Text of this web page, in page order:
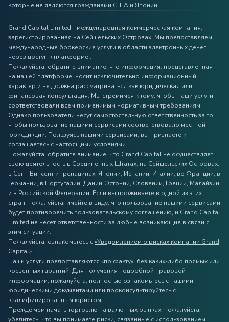
которые не являются гражданами США и Японии
Grand Capital Limited - международная коммерческая компания,
зарегистрированная на Сейшельских Островах. Мы предоставляем
международные брокерские услуги в области электронных денег
через доступ к платформе .
Пожалуйста, обратите внимание, что информация, представленная
на нашей платформе, носит исключительно информационный
характер и не должна рассматриваться как юридическая или
финансовая консультация. Мы стремимся к тому, чтобы наши услуги
соответствовали всем применимым нормативным требованиям.
Однако пользователи несут самостоятельную ответственность за то,
чтобы пользование нашими сервисами соответствовало местной
юрисдикции. Пользуясь нашими сервисами, вы признаёте и
соглашаетесь с настоящими условиями.
Пожалуйста, обратите внимание, что Grand Capital не осуществляет
свою деятельность в Соединённых Штатах, на Сейшельских Островах,
в Сент-Винсент и Гренадинах, Японии, Испании, Италии, во Франции, в
Германии, в Португалии, Дании, Эстонии, Словении, Греции, Малайзии
и в Российской Федерации. Если вы проживаете в одной из этих
стран, пожалуйста, имейте в виду, что пользование нашими сервисами
будет противоречить пользовательскому соглашению, и Grand Capital
Limited не несёт ответственности за любые возникающие в связи с
этим ситуации.
Пожалуйста, ознакомьтесь с«Уведомлением о рисках компании Grand
Capital».
Наши услуги предоставляются «по факту», без каких-либо прямых или
косвенных гарантий. Для получения подробной правовой
информации, пожалуйста, полностью ознакомьтесь с нашими
юридическими документами или проконсультируйтесь с
квалифицированным юристом.
Прежде чем начать торговлю на валютных рынках, пожалуйста,
убедитесь, что вы понимаете риски, связанные с использованием